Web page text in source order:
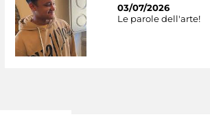
03/07/2026
Le parole dell'arte!